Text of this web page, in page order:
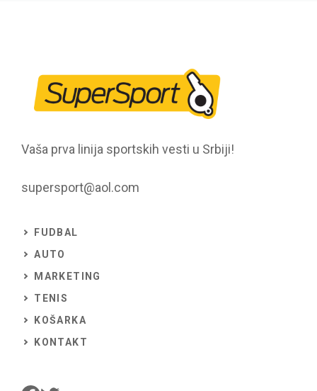
Vaša prva linija sportskih vesti u Srbiji!
supersport@aol.com
FUDBAL
AUTO
MARKETING
TENIS
KOŠARKA
KONTAKT